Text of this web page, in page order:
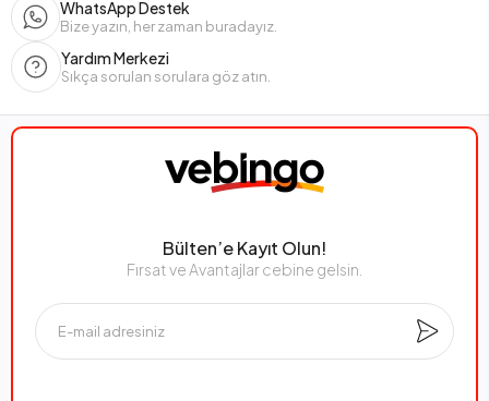
WhatsApp Destek
Bize yazın, her zaman buradayız.
Yardım Merkezi
Sıkça sorulan sorulara göz atın.
Bülten’e Kayıt Olun!
Fırsat ve Avantajlar cebine gelsin.